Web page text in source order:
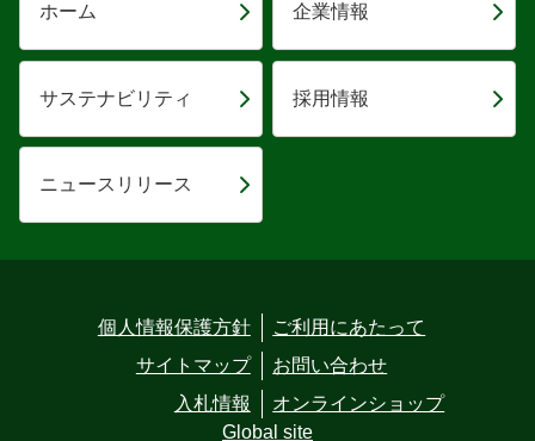
ホーム 企業情報
サステナビリティ 採用情報
ニュースリリース
個人情報保護方針
ご利用にあたって
サイトマップ
お問い合わせ
入札情報
オンラインショップ
Global site